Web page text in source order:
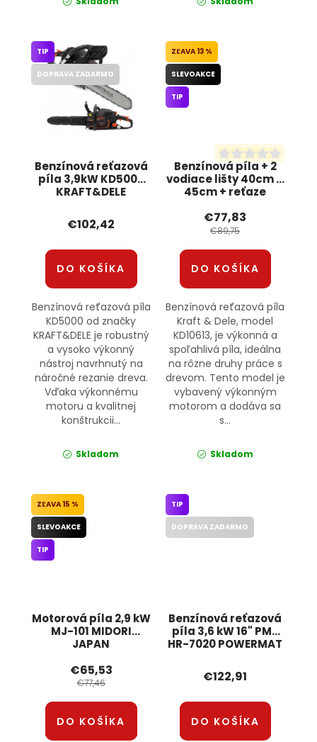
Benzínová reťazová
píla 3,9kW KD5000
KRAFT&DELE
TIP
DOPRAVA ZADARMO
€102,42
DO KOŠÍKA
Benzínová reťazová píla
KD5000 od značky
KRAFT&DELE je robustný
a vysoko výkonný
nástroj navrhnutý na
náročné rezanie dreva.
Vďaka výkonnému
motoru a kvalitnej
konštrukcii...
Skladom
Benzínová píla + 2
vodiace lišty 40cm a
45cm + reťaze
13 %
SLEVOAKCE
TIP
€77,83
€89,75
DO KOŠÍKA
Benzínová reťazová píla
Kraft & Dele, model
KD10613, je výkonná a
spoľahlivá píla, ideálna
na rôzne druhy práce s
drevom. Tento model je
vybavený výkonným
motorom a dodáva sa
s...
Skladom
Motorová píla 2,9 kW
MJ-101 MIDORI
JAPAN
15 %
SLEVOAKCE
TIP
€65,53
€77,46
DO KOŠÍKA
Benzínová reťazová
píla 3,6 kW 16" PM-
HR-7020 POWERMAT
TIP
DOPRAVA ZADARMO
€122,91
DO KOŠÍKA